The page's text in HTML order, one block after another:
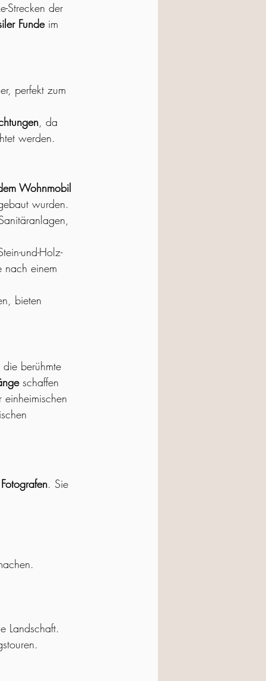
Strecken der
Funde im
perfekt zum
, da
werden.
Wohnmobil
wurden.
und-Holz-
nach einem
bieten
berühmte
schaffen
. Sie
Landschaft.